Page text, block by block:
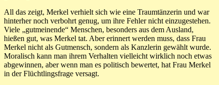
All das zeigt, Merkel verhielt sich wie eine Traumtänzerin und war
hinterher noch verbohrt genug, um ihre Fehler nicht einzugestehen.
Viele „gutmeinende“ Menschen, besonders aus dem Ausland,
hießen gut, was Merkel tat. Aber erinnert werden muss, dass Frau
Merkel nicht als Gutmensch, sondern als Kanzlerin gewählt wurde.
Moralisch kann man ihrem Verhalten vielleicht wirklich noch etwas
abgewinnen, aber wenn man es politisch bewertet, hat Frau Merkel
in der Flüchtlingsfrage versagt.